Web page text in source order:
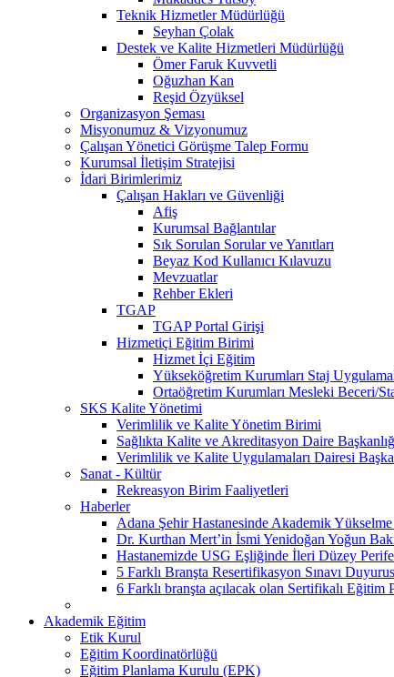
Teknik Hizmetler Müdürlüğü
Seyhan Çolak
Destek ve Kalite Hizmetleri Müdürlüğü
Ömer Faruk Kuvvetli
Oğuzhan Kan
Reşid Özyüksel
Organizasyon Şeması
Misyonumuz & Vizyonumuz
Çalışan Yönetici Görüşme Talep Formu
Kurumsal İletişim Stratejisi
İdari Birimlerimiz
Çalışan Hakları ve Güvenliği
Afiş
Kurumsal Bağlantılar
Sık Sorulan Sorular ve Yanıtları
Beyaz Kod Kullanıcı Kılavuzu
Mevzuatlar
Rehber Ekleri
TGAP
TGAP Portal Girişi
Hizmetiçi Eğitim Birimi
Hizmet İçi Eğitim
Yükseköğretim Kurumları Staj
Ortaöğretim Kurumları Mesleki Beceri/
SKS Kalite Yönetimi
Verimlilik ve Kalite Yönetim Birimi
Sağlıkta Kalite ve Akreditasyon Daire
Verimlilik ve Kalite Uygulamaları Dairesi
Sanat - Kültür
Rekreasyon Birim Faaliyetleri
Haberler
Adana Şehir Hastanesinde Akademik
Dr. Kurthan Mert’in İsmi Yenidoğan Yoğun
Hastanemizde USG Eşliğinde İleri Düzey
5 Farklı Branşta Resertifikasyon Sınavı
6 Farklı branşta açılacak olan Sertifikalı Eğitim
Akademik Eğitim
Etik Kurul
Eğitim Koordinatörlüğü
Eğitim Planlama Kurulu (EPK)